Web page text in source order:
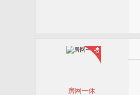
房网一休